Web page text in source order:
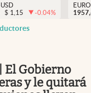
$ 1,15 -0.04%
El Gobierno
y le quitará